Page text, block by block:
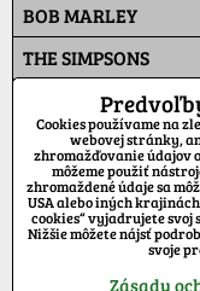
BOB MARLEY
THE SIMPSONS
PAT A MAT
MASKÁČ
ŠILTOVKY
TEPLÁKY
Cookies používame na
webovej stránky,
zhromažďovanie údajov
môžeme použiť
zhromaždené údaje sa
USA alebo iných
cookies“ vyjadrujete svoj
Nižšie môžete nájsť
svoje
Zásady